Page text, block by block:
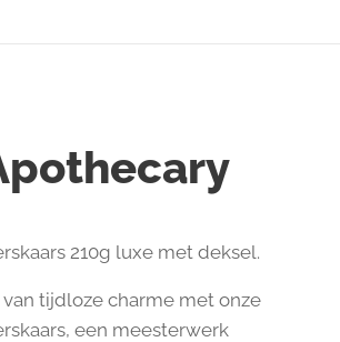
210g luxe met deksel.
tijdloze charme met onze
een meesterwerk